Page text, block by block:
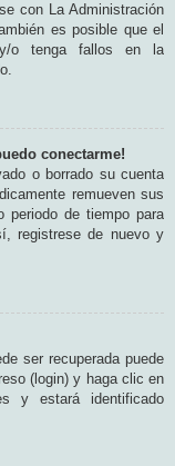
con La Administración
es posible que el
o tenga fallos en la
conectarme!
o borrado su cuenta
remueven sus
periodo de tiempo para
registrese de nuevo y
ser recuperada puede
(login) y haga clic en
y estará identificado